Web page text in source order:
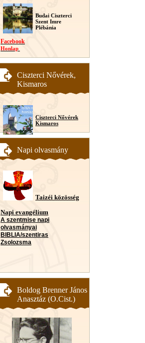
Budai Ciszterci
Szent Imre
Plébánia
Facebook
Honlap
Ciszterci Nővérek,
Kismaros
Ciszterci Nővérek
Kismaros
Napi olvasmány
Taizéi közösség
Napi evangélium
A szentmise napi
olvasmányai
BIBLIA/szentiras
Zsolozsma
Boldog Brenner János
Anasztáz (O.Cist.)